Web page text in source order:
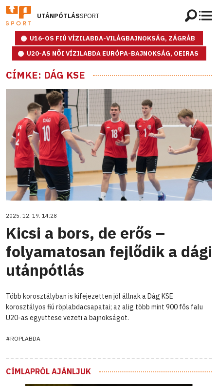
UTÁNPÓTLÁSSPORT
U16-OS FIÚ VÍZILABDA-VILÁGBAJNOKSÁG, ZÁGRÁB
U20-AS NŐI VÍZILABDA EURÓPA-BAJNOKSÁG, OEIRAS
CÍMKE: DÁG KSE
2025. 12. 19. 14:28
Kicsi a bors, de erős –
folyamatosan fejlődik a dági
utánpótlás
Több korosztályban is kifejezetten jól állnak a Dág KSE
korosztályos fiú röplabdacsapatai; az alig több mint 900 fős falu
U20-as együttese vezeti a bajnokságot.
#RÖPLABDA
CÍMLAPRÓL AJÁNLJUK